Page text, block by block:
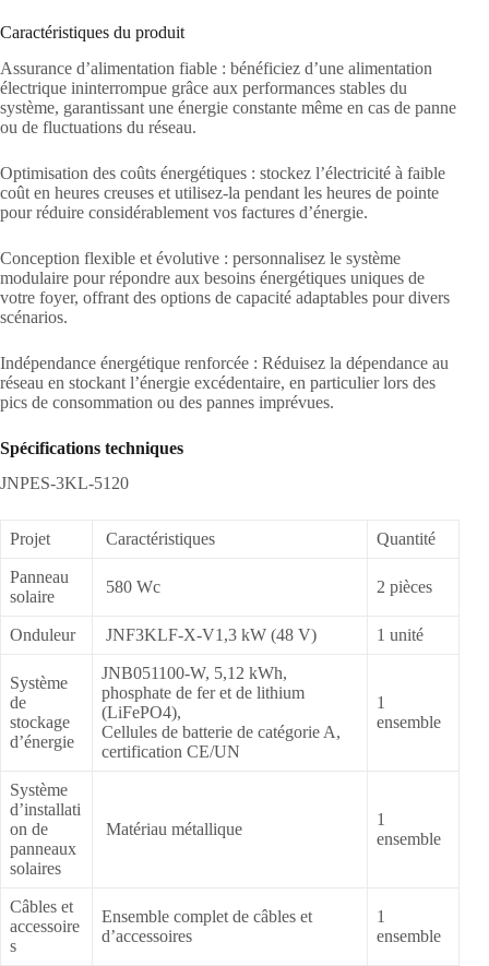
Caractéristiques du produit
Assurance d’alimentation fiable : bénéficiez d’une alimentation
électrique ininterrompue grâce aux performances stables du
système, garantissant une énergie constante même en cas de panne
ou de fluctuations du réseau.
Optimisation des coûts énergétiques : stockez l’électricité à faible
coût en heures creuses et utilisez-la pendant les heures de pointe
pour réduire considérablement vos factures d’énergie.
Conception flexible et évolutive : personnalisez le système
modulaire pour répondre aux besoins énergétiques uniques de
votre foyer, offrant des options de capacité adaptables pour divers
scénarios.
Indépendance énergétique renforcée : Réduisez la dépendance au
réseau en stockant l’énergie excédentaire, en particulier lors des
pics de consommation ou des pannes imprévues.
Spécifications techniques
JNPES-3KL-5120
Projet Caractéristiques Quantité
Panneau
solaire
580 Wc 2 pièces
Onduleur JNF3KLF-X-V1,3 kW (48 V) 1 unité
Système
de
stockage
d’énergie
JNB051100-W, 5,12 kWh,
phosphate de fer et de lithium
(LiFePO4),
Cellules de batterie de catégorie A,
certification CE/UN
1
ensemble
Système
d’installati
on de
panneaux
solaires
Matériau métallique
1
ensemble
Câbles et
accessoire
s
Ensemble complet de câbles et
d’accessoires
1
ensemble